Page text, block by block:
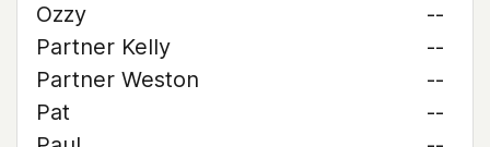
Ozzy
--
Partner Kelly
--
Partner Weston
--
Pat
--